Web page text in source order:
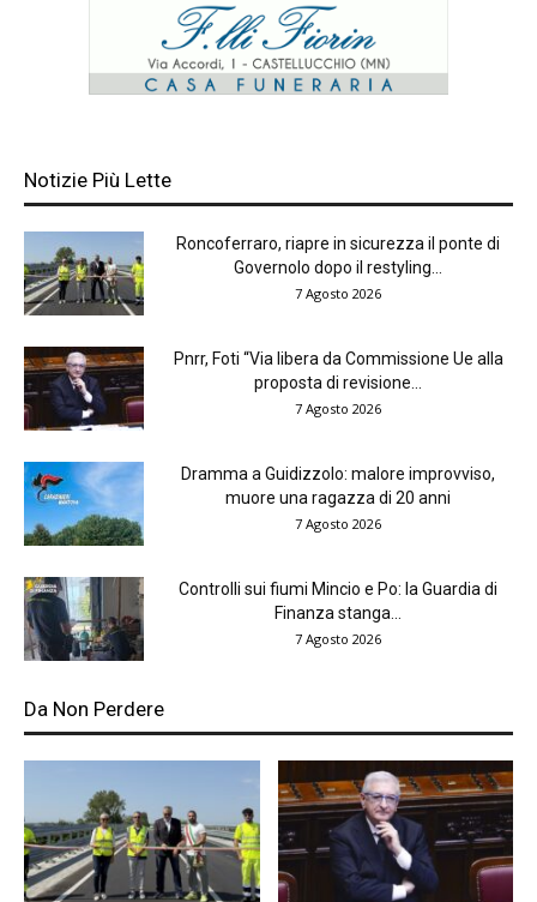
Notizie Più Lette
Roncoferraro, riapre in sicurezza il ponte di
Governolo dopo il restyling...
7 Agosto 2026
Pnrr, Foti “Via libera da Commissione Ue alla
proposta di revisione...
7 Agosto 2026
Dramma a Guidizzolo: malore improvviso,
muore una ragazza di 20 anni
7 Agosto 2026
Controlli sui fiumi Mincio e Po: la Guardia di
Finanza stanga...
7 Agosto 2026
Da Non Perdere